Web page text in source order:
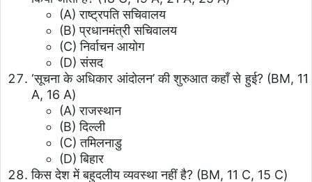
(A) राष्ट्रपति सचिवालय
(B) प्रधानमंत्री सचिवालय
(C) निर्वाचन आयोग
(D) संसद
‘सूचना के अधिकार आंदोलन’ की शुरुआत कहाँ से हुई? (BM, 11
A, 16 A)
(A) राजस्थान
(B) दिल्ली
(C) तमिलनाडु
(D) बिहार
किस देश में बहुदलीय व्यवस्था नहीं है? (BM, 11 C, 15 C)